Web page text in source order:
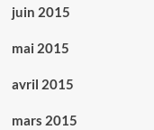
juin 2015
mai 2015
avril 2015
mars 2015